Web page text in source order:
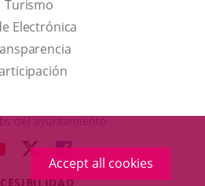
Accept all cookies
TurismoThis
link
will
open
a
up
window.
Electrónica
del ayuntamiento
LINK LINK
TO
LINK
TO